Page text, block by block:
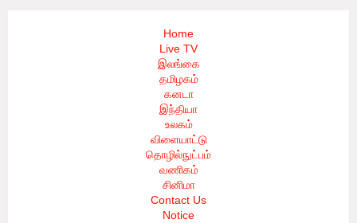
Home
Live TV
இலங்கை
தமிழகம்
கனடா
இந்தியா
உலகம்
விளையாட்டு
தொழில்நுட்பம்
வணிகம்
சினிமா
Contact Us
Notice